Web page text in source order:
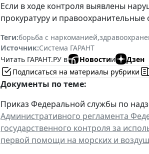
Если в ходе контроля выявлены
прокуратуру и правоохранительные
Теги:борьба с наркоманией,
Источник:Система ГАРАНТ
Читать ГАРАНТ.РУ в
Новостии
Дзен
Подписаться на материалы рубрики
Документы по теме:
Приказ Федеральной службы по
Административного регламента
государственного контроля за
первой помощи на морских и